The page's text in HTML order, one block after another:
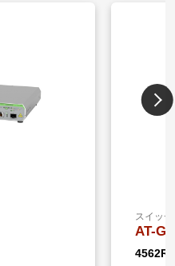
スイッチ
AT-
4562R